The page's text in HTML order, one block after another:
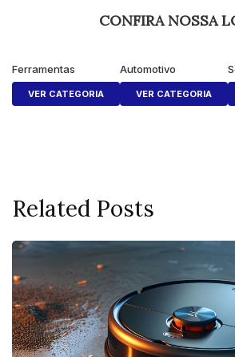
CONFIRA NOSSA
Ferramentas
VER CATEGORIA
Automotivo
VER CATEGORIA
Related Posts